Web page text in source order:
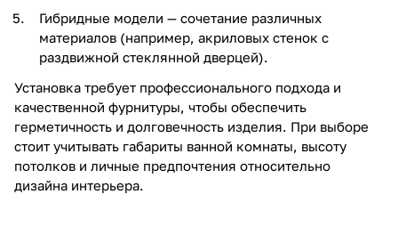
Гибридные модели — сочетание различных
материалов (например, акриловых стенок с
раздвижной стеклянной дверцей).
Установка требует профессионального подхода и
качественной фурнитуры, чтобы обеспечить
герметичность и долговечность изделия. При выборе
стоит учитывать габариты ванной комнаты, высоту
потолков и личные предпочтения относительно
дизайна интерьера.